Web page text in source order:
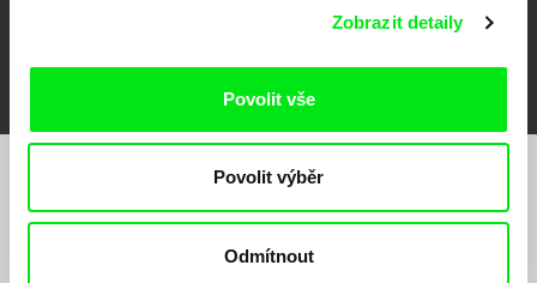
Zobrazit detaily
Povolit vše
Povolit výběr
Odmítnout
filmovém programu?